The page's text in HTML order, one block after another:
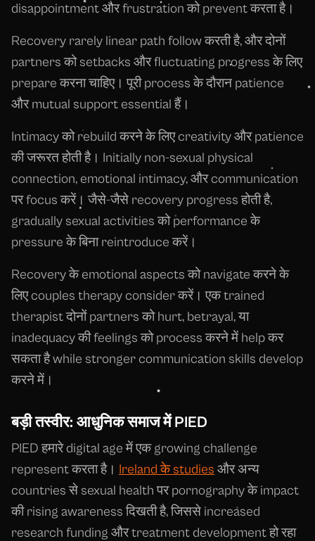
disappointment और frustration को prevent करता है।
Recovery rarely linear path follow करती है, और दोनों
partners को setbacks और fluctuating progress के लिए
prepare करना चाहिए। पूरी process के दौरान patience
और mutual support essential हैं।
Intimacy को rebuild करने के लिए creativity और patience
की जरूरत होती है। Initially non-sexual physical
connection, emotional intimacy, और communication
पर focus करें। जैसे-जैसे recovery progress होती है,
gradually sexual activities को performance के
pressure के बिना reintroduce करें।
Recovery के emotional aspects को navigate करने के
लिए couples therapy consider करें। एक trained
therapist दोनों partners को hurt, betrayal, या
inadequacy की feelings को process करने में help कर
सकता है while stronger communication skills develop
करने में।
बड़ी तस्वीर: आधुनिक समाज में PIED
PIED हमारे digital age में एक growing challenge
represent करता है। Ireland के studies और अन्य
countries से sexual health पर pornography के impact
की rising awareness दिखती है, जिससे increased
research funding और treatment development हो रहा